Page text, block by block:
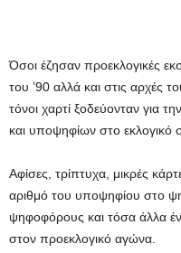
Όσοι έζησαν προεκλογικές
του ’90 αλλά και στις αρχές
τόνοι χαρτί ξοδεύονταν για
και υποψηφίων στο εκλογικό
Αφίσες, τρίπτυχα, μικρές
αριθμό του υποψηφίου στο
ψηφοφόρους και τόσα άλλα
στον προεκλογικό αγώνα.